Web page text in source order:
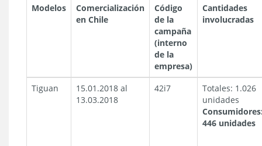
Modelos
Comercialización
en Chile
Código
de la
campaña
(interno
de la
empresa)
Cantidades
involucradas
Tiguan
15.01.2018 al
13.03.2018
42i7
Totales: 1.026
unidades
446 unidades